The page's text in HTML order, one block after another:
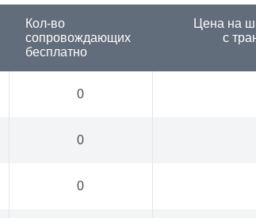
Цена на
с
Кол-во
сопровождающих
бесплатно
0
0
0